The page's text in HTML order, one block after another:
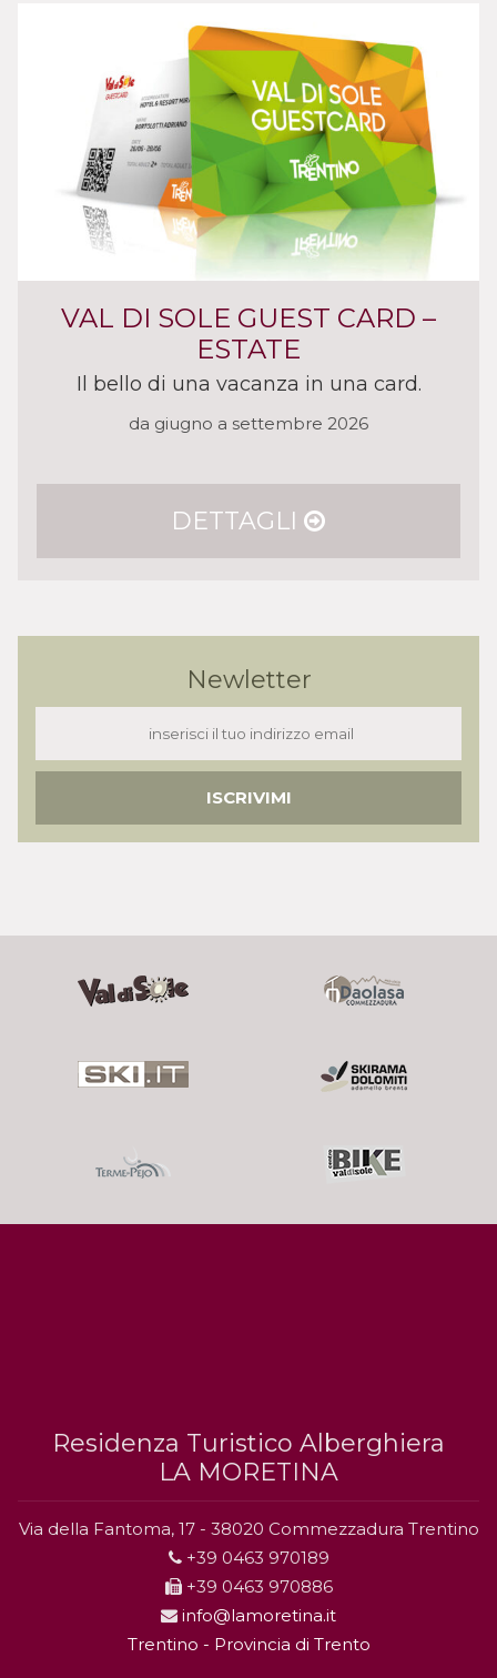
VAL DI SOLE GUEST CARD –
ESTATE
Il bello di una vacanza in una card.
da giugno a settembre 2026
DETTAGLI
Newletter
Residenza Turistico Alberghiera
LA MORETINA
Via della Fantoma, 17 - 38020 Commezzadura Trentino
+39 0463 970189
+39 0463 970886
info@lamoretina.it
Trentino - Provincia di Trento